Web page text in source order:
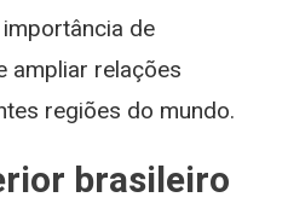
de
ampliar relações
regiões do mundo.
brasileiro